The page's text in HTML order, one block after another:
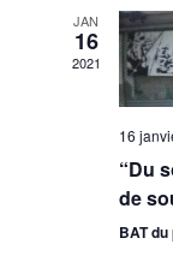
JAN
16
2021
16
“Du
de
BAT